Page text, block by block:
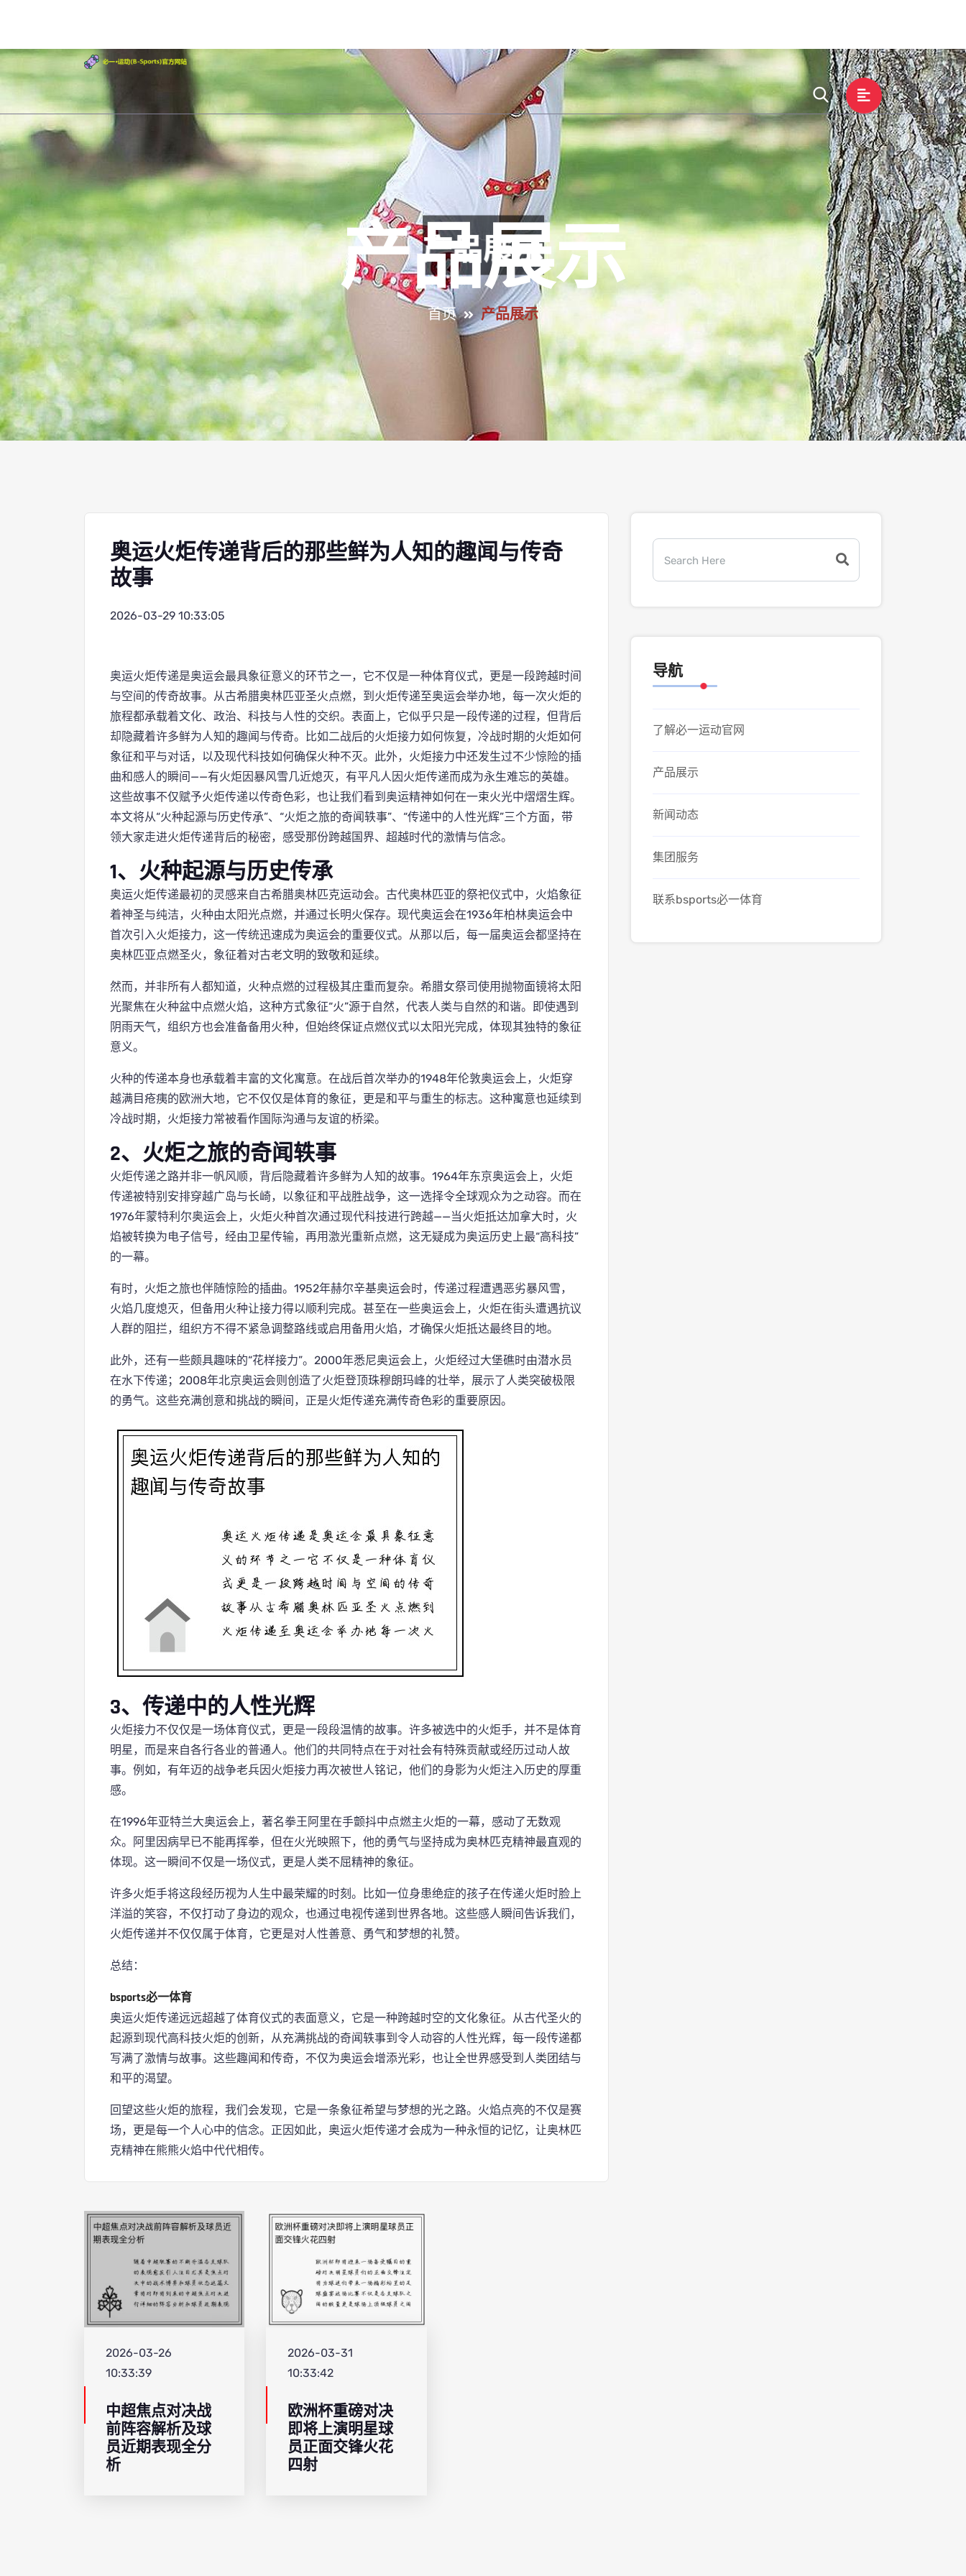
产品展示
首页 产品展示
奥运火炬传递背后的那些鲜为人知的趣闻与传奇
故事
2026-03-29 10:33:05
奥运火炬传递是奥运会最具象征意义的环节之一，它不仅是一种体育仪式，更是一段跨越时间
与空间的传奇故事。从古希腊奥林匹亚圣火点燃，到火炬传递至奥运会举办地，每一次火炬的
旅程都承载着文化、政治、科技与人性的交织。表面上，它似乎只是一段传递的过程，但背后
却隐藏着许多鲜为人知的趣闻与传奇。比如二战后的火炬接力如何恢复，冷战时期的火炬如何
象征和平与对话，以及现代科技如何确保火种不灭。此外，火炬接力中还发生过不少惊险的插
曲和感人的瞬间——有火炬因暴风雪几近熄灭，有平凡人因火炬传递而成为永生难忘的英雄。
这些故事不仅赋予火炬传递以传奇色彩，也让我们看到奥运精神如何在一束火光中熠熠生辉。
本文将从“火种起源与历史传承”、“火炬之旅的奇闻轶事”、“传递中的人性光辉”三个方面，带
领大家走进火炬传递背后的秘密，感受那份跨越国界、超越时代的激情与信念。
1、火种起源与历史传承
奥运火炬传递最初的灵感来自古希腊奥林匹克运动会。古代奥林匹亚的祭祀仪式中，火焰象征
着神圣与纯洁，火种由太阳光点燃，并通过长明火保存。现代奥运会在1936年柏林奥运会中
首次引入火炬接力，这一传统迅速成为奥运会的重要仪式。从那以后，每一届奥运会都坚持在
奥林匹亚点燃圣火，象征着对古老文明的致敬和延续。
然而，并非所有人都知道，火种点燃的过程极其庄重而复杂。希腊女祭司使用抛物面镜将太阳
光聚焦在火种盆中点燃火焰，这种方式象征“火”源于自然，代表人类与自然的和谐。即使遇到
阴雨天气，组织方也会准备备用火种，但始终保证点燃仪式以太阳光完成，体现其独特的象征
意义。
火种的传递本身也承载着丰富的文化寓意。在战后首次举办的1948年伦敦奥运会上，火炬穿
越满目疮痍的欧洲大地，它不仅仅是体育的象征，更是和平与重生的标志。这种寓意也延续到
冷战时期，火炬接力常被看作国际沟通与友谊的桥梁。
2、火炬之旅的奇闻轶事
火炬传递之路并非一帆风顺，背后隐藏着许多鲜为人知的故事。1964年东京奥运会上，火炬
传递被特别安排穿越广岛与长崎，以象征和平战胜战争，这一选择令全球观众为之动容。而在
1976年蒙特利尔奥运会上，火炬火种首次通过现代科技进行跨越——当火炬抵达加拿大时，火
焰被转换为电子信号，经由卫星传输，再用激光重新点燃，这无疑成为奥运历史上最“高科技”
的一幕。
有时，火炬之旅也伴随惊险的插曲。1952年赫尔辛基奥运会时，传递过程遭遇恶劣暴风雪，
火焰几度熄灭，但备用火种让接力得以顺利完成。甚至在一些奥运会上，火炬在街头遭遇抗议
人群的阻拦，组织方不得不紧急调整路线或启用备用火焰，才确保火炬抵达最终目的地。
此外，还有一些颇具趣味的“花样接力”。2000年悉尼奥运会上，火炬经过大堡礁时由潜水员
在水下传递；2008年北京奥运会则创造了火炬登顶珠穆朗玛峰的壮举，展示了人类突破极限
的勇气。这些充满创意和挑战的瞬间，正是火炬传递充满传奇色彩的重要原因。
3、传递中的人性光辉
火炬接力不仅仅是一场体育仪式，更是一段段温情的故事。许多被选中的火炬手，并不是体育
明星，而是来自各行各业的普通人。他们的共同特点在于对社会有特殊贡献或经历过动人故
事。例如，有年迈的战争老兵因火炬接力再次被世人铭记，他们的身影为火炬注入历史的厚重
感。
在1996年亚特兰大奥运会上，著名拳王阿里在手颤抖中点燃主火炬的一幕，感动了无数观
众。阿里因病早已不能再挥拳，但在火光映照下，他的勇气与坚持成为奥林匹克精神最直观的
体现。这一瞬间不仅是一场仪式，更是人类不屈精神的象征。
许多火炬手将这段经历视为人生中最荣耀的时刻。比如一位身患绝症的孩子在传递火炬时脸上
洋溢的笑容，不仅打动了身边的观众，也通过电视传递到世界各地。这些感人瞬间告诉我们，
火炬传递并不仅仅属于体育，它更是对人性善意、勇气和梦想的礼赞。
总结：
bsports必一体育
奥运火炬传递远远超越了体育仪式的表面意义，它是一种跨越时空的文化象征。从古代圣火的
起源到现代高科技火炬的创新，从充满挑战的奇闻轶事到令人动容的人性光辉，每一段传递都
写满了激情与故事。这些趣闻和传奇，不仅为奥运会增添光彩，也让全世界感受到人类团结与
和平的渴望。
回望这些火炬的旅程，我们会发现，它是一条象征希望与梦想的光之路。火焰点亮的不仅是赛
场，更是每一个人心中的信念。正因如此，奥运火炬传递才会成为一种永恒的记忆，让奥林匹
克精神在熊熊火焰中代代相传。
2026-03-26
10:33:39
中超焦点对决战
前阵容解析及球
员近期表现全分
析
2026-03-31
10:33:42
欧洲杯重磅对决
即将上演明星球
员正面交锋火花
四射
导航
了解必一运动官网
产品展示
新闻动态
集团服务
联系bsports必一体育